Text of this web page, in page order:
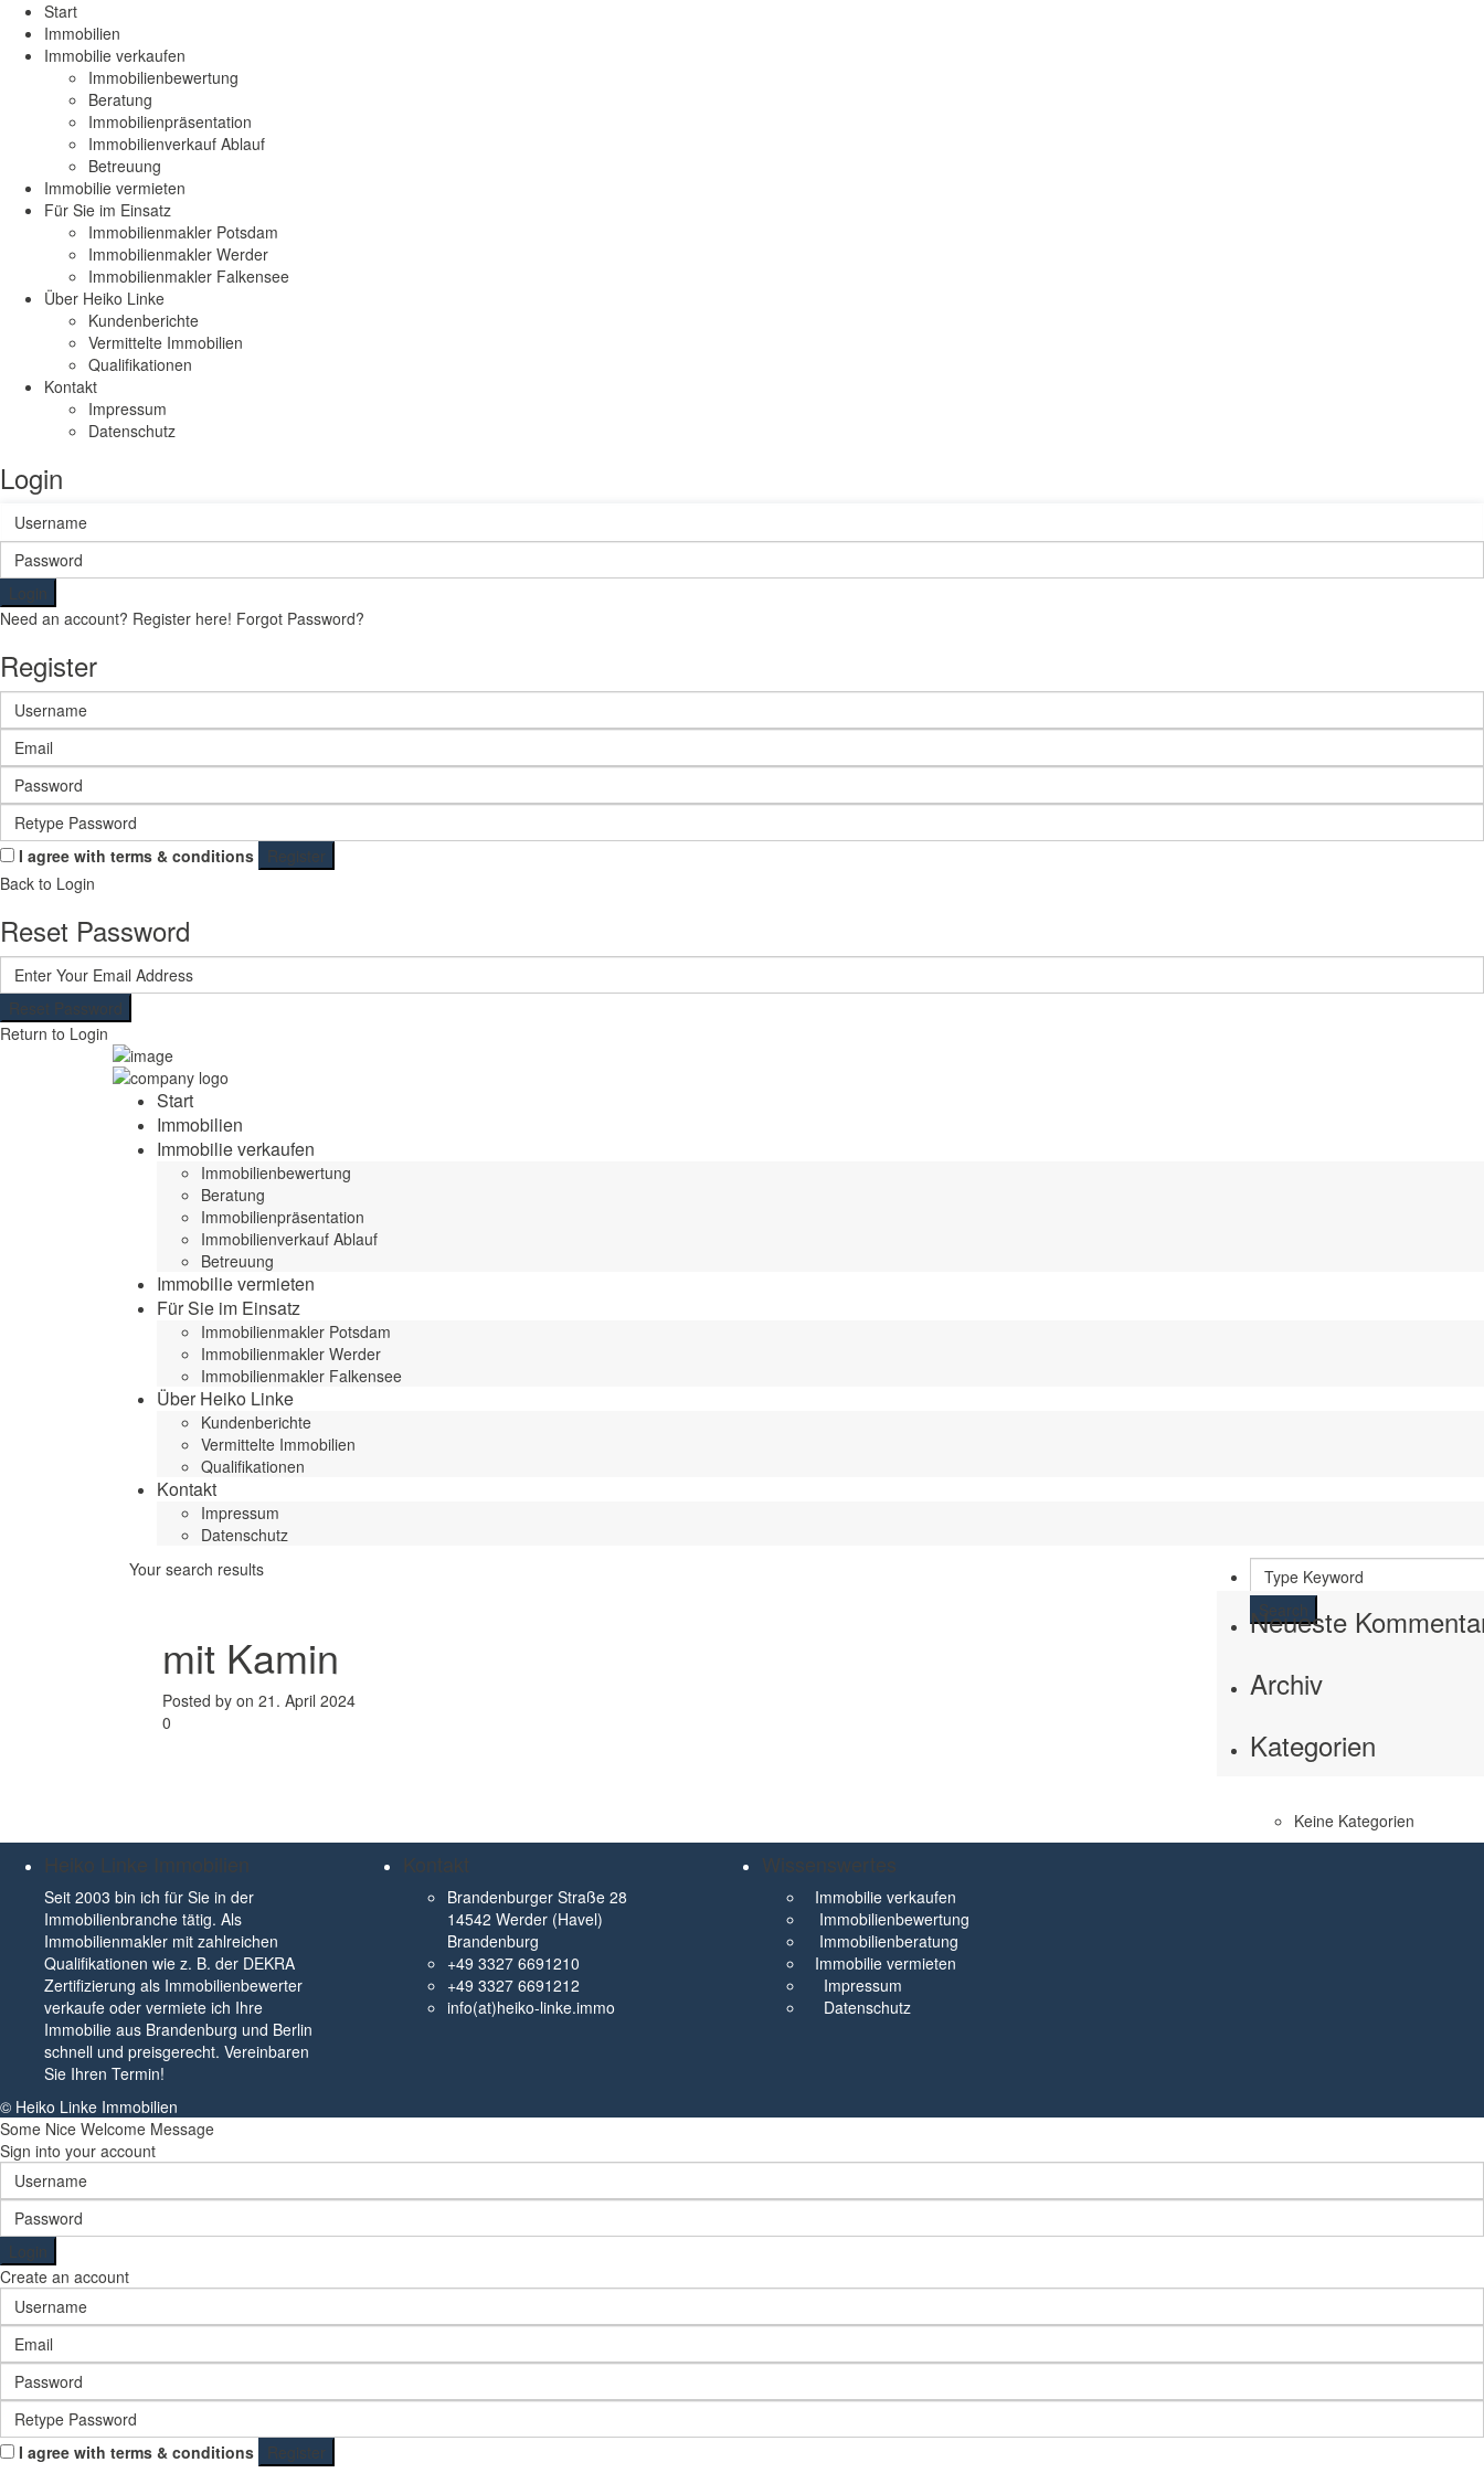
Start
Immobilien
Immobilie verkaufen
Immobilienbewertung
Beratung
Immobilienpräsentation
Immobilienverkauf Ablauf
Betreuung
Immobilie vermieten
Für Sie im Einsatz
Immobilienmakler Potsdam
Immobilienmakler Werder
Immobilienmakler Falkensee
Über Heiko Linke
Kundenberichte
Vermittelte Immobilien
Qualifikationen
Kontakt
Impressum
Datenschutz
Login
Login
Need an account? Register here! Forgot Password?
Register
I agree with terms & conditions
Register
Back to Login
Reset Password
Reset Password
Return to Login
Start
Immobilien
Immobilie verkaufen
Immobilienbewertung
Beratung
Immobilienpräsentation
Immobilienverkauf Ablauf
Betreuung
Immobilie vermieten
Für Sie im Einsatz
Immobilienmakler Potsdam
Immobilienmakler Werder
Immobilienmakler Falkensee
Über Heiko Linke
Kundenberichte
Vermittelte Immobilien
Qualifikationen
Kontakt
Impressum
Datenschutz
Your search results
mit Kamin
Posted by on 21. April 2024
0
Search
Neueste
Archiv
Kategorien
Keine Kategorien
Heiko Linke Immobilien
Seit 2003 bin ich für Sie in der
Immobilienbranche tätig. Als
Immobilienmakler mit zahlreichen
Qualifikationen wie z. B. der DEKRA
Zertifizierung als Immobilienbewerter
verkaufe oder vermiete ich Ihre
Immobilie aus Brandenburg und Berlin
schnell und preisgerecht. Vereinbaren
Sie Ihren Termin!
Kontakt
Brandenburger Straße 28
14542 Werder (Havel)
Brandenburg
+49 3327 6691210
+49 3327 6691212
info(at)heiko-linke.immo
Wissenswertes
Immobilie verkaufen
Immobilienbewertung
Immobilienberatung
Immobilie vermieten
Impressum
Datenschutz
© Heiko Linke Immobilien
Some Nice Welcome Message
Sign into your account
Login
Create an account
I agree with terms & conditions
Register